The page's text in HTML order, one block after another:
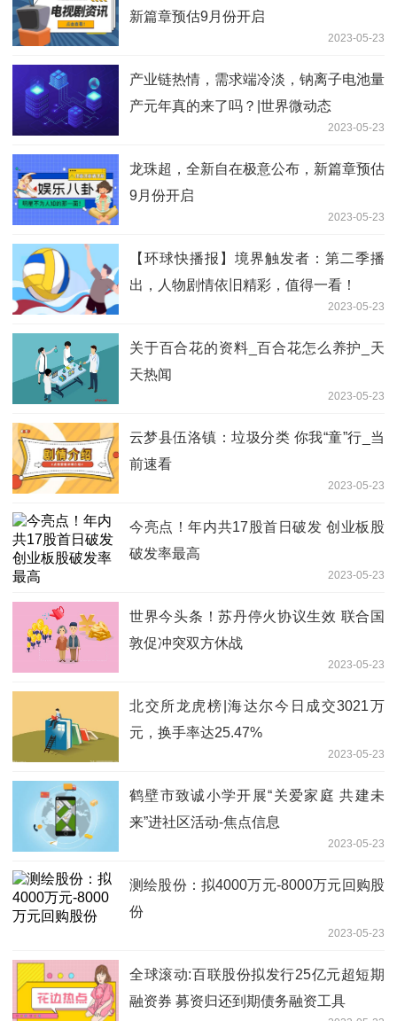
新篇章预估9月份开启
2023-05-23
产业链热情，需求端冷淡，钠离子电池量
产元年真的来了吗？|世界微动态
2023-05-23
龙珠超，全新自在极意公布，新篇章预估
9月份开启
2023-05-23
【环球快播报】境界触发者：第二季播
出，人物剧情依旧精彩，值得一看！
2023-05-23
关于百合花的资料_百合花怎么养护_天
天热闻
2023-05-23
云梦县伍洛镇：垃圾分类 你我“童”行_当
前速看
2023-05-23
今亮点！年内共17股首日破发 创业板股
破发率最高
2023-05-23
世界今头条！苏丹停火协议生效 联合国
敦促冲突双方休战
2023-05-23
北交所龙虎榜|海达尔今日成交3021万
元，换手率达25.47%
2023-05-23
鹤壁市致诚小学开展“关爱家庭 共建未
来”进社区活动-焦点信息
2023-05-23
测绘股份：拟4000万元-8000万元回购股
份
2023-05-23
全球滚动:百联股份拟发行25亿元超短期
融资券 募资归还到期债务融资工具